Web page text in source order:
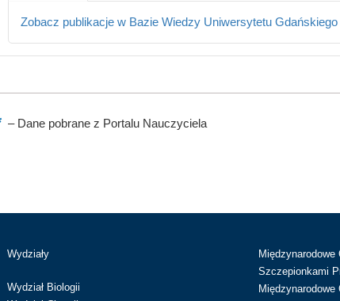
Zobacz publikacje w Bazie Wiedzy Uniwersytetu Gdańskiego
–Dane pobrane z Portalu Nauczyciela
Wydziały
Wydział Biologii
Międzynarodowe
Szczepionkami
Międzynarodowe